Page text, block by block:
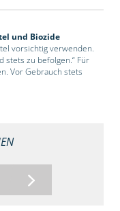
und Biozide
vorsichtig verwenden.
stets zu befolgen.“ Für
Vor Gebrauch stets